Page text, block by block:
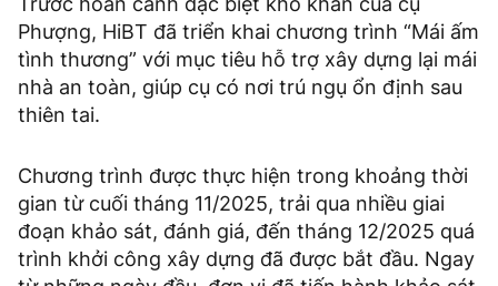
Phượng, HiBT đã triển khai chương trình “Mái ấm
tình thương” với mục tiêu hỗ trợ xây dựng lại mái
nhà an toàn, giúp cụ có nơi trú ngụ ổn định sau
thiên tai.
Chương trình được thực hiện trong khoảng thời
gian từ cuối tháng 11/2025, trải qua nhiều giai
đoạn khảo sát, đánh giá, đến tháng 12/2025 quá
trình khởi công xây dựng đã được bắt đầu. Ngay